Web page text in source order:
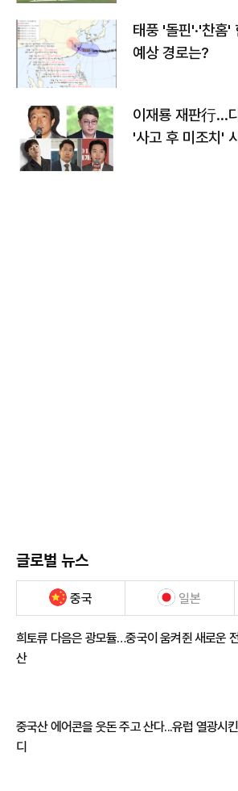
태풍 '돌핀'·'찬홈
예상 경로는?
이재룡 재판行…
'사고 후 미조치'
글로벌 뉴스
중국 일본
희토류 다음은 광모듈…중국이 움켜쥔 새로운
산
중국산 에어콘을 웃돈 주고 산다...유럽 열광시
디